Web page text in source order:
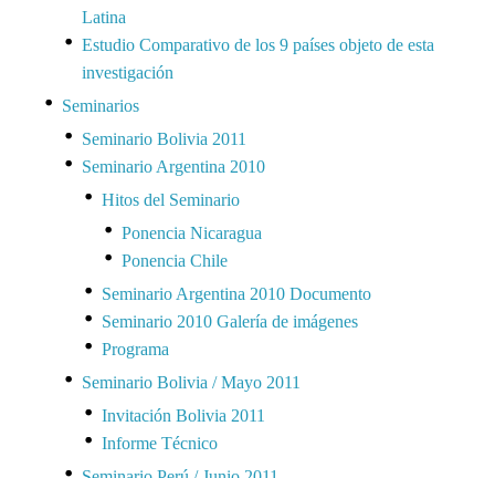
Latina
Estudio Comparativo de los 9 países objeto de esta
investigación
Seminarios
Seminario Bolivia 2011
Seminario Argentina 2010
Hitos del Seminario
Ponencia Nicaragua
Ponencia Chile
Seminario Argentina 2010 Documento
Seminario 2010 Galería de imágenes
Programa
Seminario Bolivia / Mayo 2011
Invitación Bolivia 2011
Informe Técnico